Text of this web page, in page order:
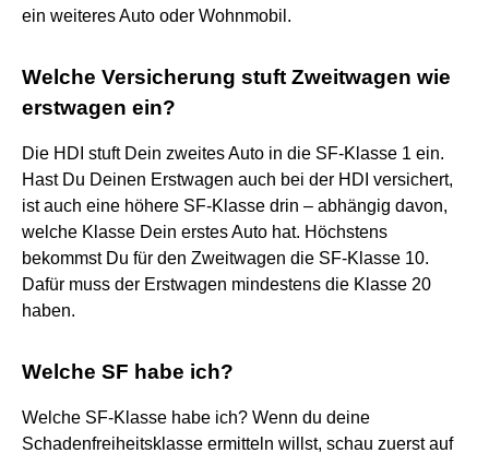
ein weiteres Auto oder Wohnmobil.
Welche Versicherung stuft Zweitwagen wie
erstwagen ein?
Die HDI stuft Dein zweites Auto in die SF-Klasse 1 ein.
Hast Du Deinen Erstwagen auch bei der HDI versichert,
ist auch eine höhere SF-Klasse drin – abhängig davon,
welche Klasse Dein erstes Auto hat. Höchstens
bekommst Du für den Zweitwagen die SF-Klasse 10.
Dafür muss der Erstwagen mindestens die Klasse 20
haben.
Welche SF habe ich?
Welche SF-Klasse habe ich? Wenn du deine
Schadenfreiheitsklasse ermitteln willst, schau zuerst auf